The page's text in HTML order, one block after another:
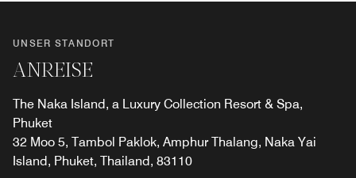
UNSER STANDORT
ANREISE
The Naka Island, a Luxury Collection Resort & Spa,
Phuket
32 Moo 5, Tambol Paklok, Amphur Thalang, Naka Yai
Island, Phuket, Thailand, 83110